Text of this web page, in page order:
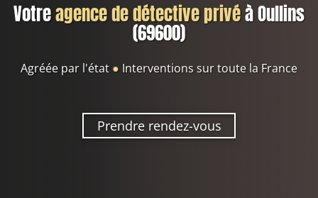
Votreagence de détective privéà Oullins
(69600)
Agréée par l'état ● Interventions sur toute la France
Prendre rendez-vous